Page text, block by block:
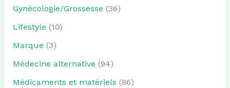
Gynécologie/Grossesse (36)
Lifestyle (10)
Marque (3)
Médecine alternative (94)
Médicaments et matériels (86)